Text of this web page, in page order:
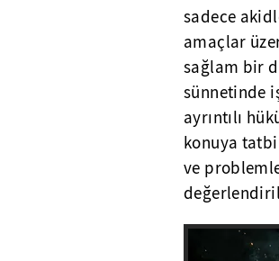
sadece
amaçlar
sağlam bir
sünnetinde
ayrıntılı
konuya
ve